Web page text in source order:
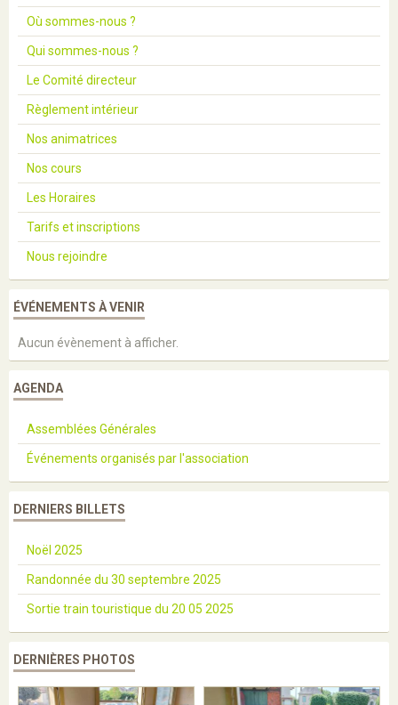
Où sommes-nous ?
Qui sommes-nous ?
Le Comité directeur
Règlement intérieur
Nos animatrices
Nos cours
Les Horaires
Tarifs et inscriptions
Nous rejoindre
ÉVÉNEMENTS À VENIR
Aucun évènement à afficher.
AGENDA
Assemblées Générales
Événements organisés par l'association
DERNIERS BILLETS
Noël 2025
Randonnée du 30 septembre 2025
Sortie train touristique du 20 05 2025
DERNIÈRES PHOTOS